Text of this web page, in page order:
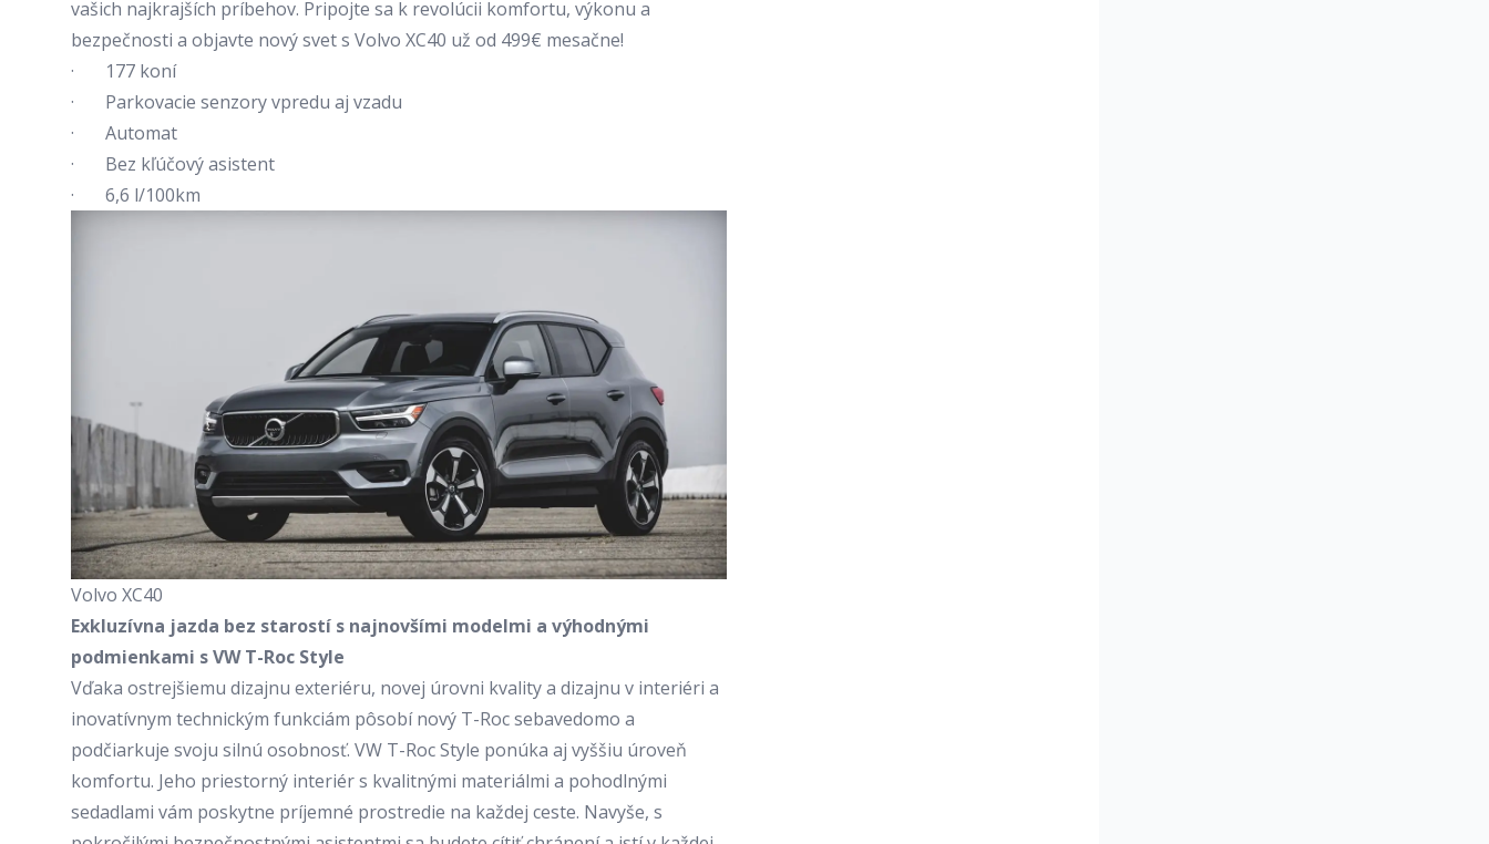
vašich najkrajších príbehov. Pripojte sa k revolúcii komfortu, výkonu a
bezpečnosti a objavte nový svet s Volvo XC40 už od 499€ mesačne!
· 177 koní
· Parkovacie senzory vpredu aj vzadu
· Automat
· Bez kľúčový asistent
· 6,6 l/100km
Volvo XC40
Exkluzívna jazda bez starostí s najnovšími modelmi a výhodnými
podmienkami sVW T-Roc Style
Vďaka ostrejšiemu dizajnu exteriéru, novej úrovni kvality a dizajnu v interiéri a
inovatívnym technickým funkciám pôsobí nový T-Roc sebavedomo a
podčiarkuje svoju silnú osobnosť. VW T-Roc Style ponúka aj vyššiu úroveň
komfortu. Jeho priestorný interiér s kvalitnými materiálmi a pohodlnými
sedadlami vám poskytne príjemné prostredie na každej ceste. Navyše, s